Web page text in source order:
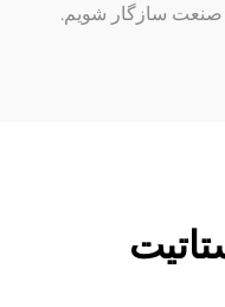
صنعت سازگار شویم.